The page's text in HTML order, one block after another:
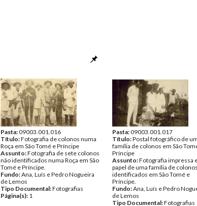
Pasta:09003.001.016
Título:Fotografia de colonos numa
Roça em São Tomé e Príncipe
Assunto:Fotografia de sete colonos
não identificados numa Roça em São
Tomé e Príncipe.
Fundo:Ana, Luís e Pedro Nogueira
de Lemos
Tipo Documental:Fotografias
Página(s): 1
Pasta:09003.001.017
Título:Postal fotográfico de
família de colonos em São
Príncipe
Assunto:Fotografia impressa
papel de uma família de
identificados em São Tomé e
Príncipe.
Fundo:Ana, Luís e Pedro
de Lemos
Tipo Documental:Fotografias